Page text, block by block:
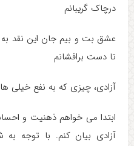
درچاک گریبانم
عشق بت و بیم جان این نقد
تا دست برافشانم
آزادی، چیزی که به نفع خیلی
ابتدا می خواهم ذهنیت و
آزادی بیان کنم. با توجه به